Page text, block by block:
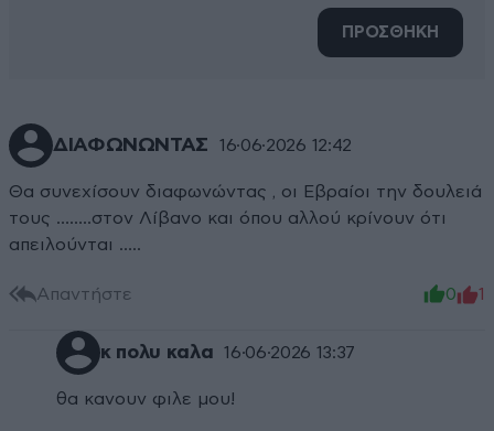
ΠΡΟΣΘΗΚΗ
ΔΙΑΦΩΝΩΝΤΑΣ 16·06·2026 12:42
Θα συνεχίσουν διαφωνώντας , οι Εβραίοι την δουλειά
τους ……..στον Λίβανο και όπου αλλού κρίνουν ότι
απειλούνται …..
Απαντήστε 0 1
κ πολυ καλα 16·06·2026 13:37
θα κανουν φιλε μου!